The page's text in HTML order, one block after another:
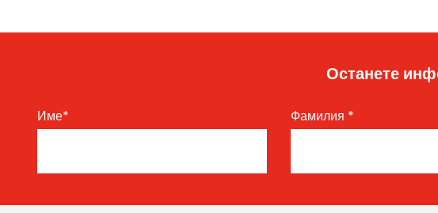
Останете
Име* Фамилия *